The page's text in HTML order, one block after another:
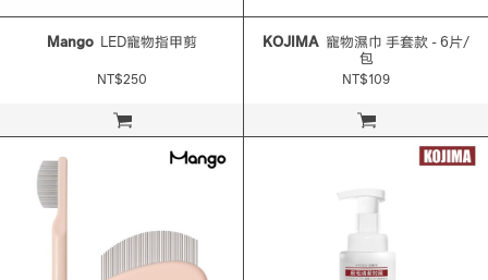
立即購買
Mango LED寵物指甲剪
NT$250
立即購買
KOJIMA
包
NT$109